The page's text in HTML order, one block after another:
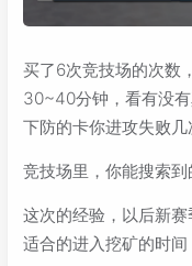
买了6次竞技场的次数
30~40分钟，看有没
下防的卡你进攻失败几
竞技场里，你能搜索
这次的经验，以后新
适合的进入挖矿的时间